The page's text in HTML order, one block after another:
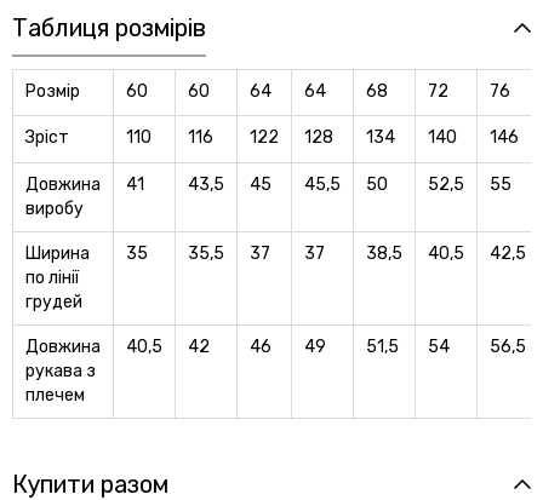
Таблиця розмірів
Розмір 60 60 64 64 68 72 76
Зріст 110 116 122 128 134 140 146
Довжина
виробу
41 43,5 45 45,5 50 52,5 55
Ширина
по лiнiї
грудей
35 35,5 37 37 38,5 40,5 42,5
Довжина
рукава з
плечем
40,5 42 46 49 51,5 54 56,5
Купити разом